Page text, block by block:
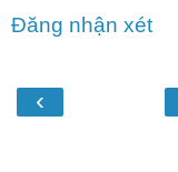
Đăng nhận xét
‹